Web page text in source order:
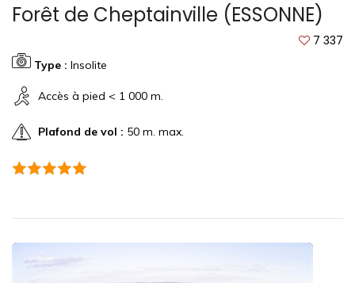
Forêt de Cheptainville (ESSONNE)
7 337
Type : Insolite
Accès à pied < 1 000 m.
Plafond de vol : 50 m. max.